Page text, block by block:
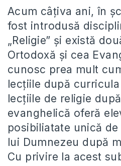
Acum câțiva ani, în
fost introdusă
„Religie” și există
Ortodoxă și cea
cunosc prea mult
lecțiile după
lecțiile de religie
evanghelică oferă
posibiliatate unică
lui Dumnezeu după
Cu privire la acest